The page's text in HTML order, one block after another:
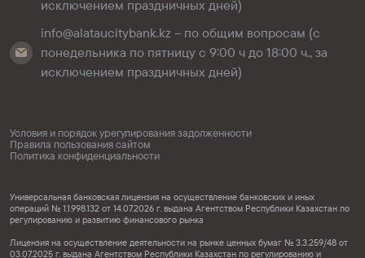
исключением праздничных дней)
info@alataucitybank.kz – по общим вопросам (с
понедельника по пятницу с 9:00 ч до 18:00 ч., за
исключением праздничных дней)
Условия и порядок урегулирования задолженности
Правила пользования сайтом
Политика конфиденциальности
Универсальная банковская лицензия на осуществление банковских и иных
операций № 1.1.998.132 от 14.07.2026 г. выдана Агентством Республики Казахстан по
регулированию и развитию финансового рынка
Лицензия на осуществление деятельности на рынке ценных бумаг № 3.3.259/48 от
03.07.2025 г. выдана Агентством Республики Казахстан по регулированию и